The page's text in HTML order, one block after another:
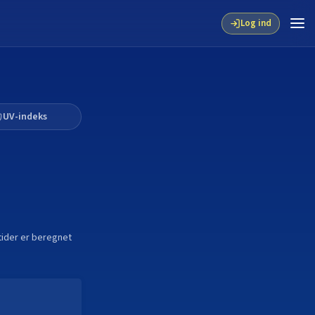
Log ind
UV-indeks
er beregnet